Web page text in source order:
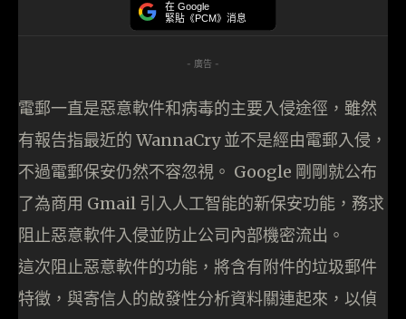
在 Google
緊貼《PCM》消息
- 廣告 -
電郵一直是惡意軟件和病毒的主要入侵途徑，雖然
有報告指最近的 WannaCry 並不是經由電郵入侵，
不過電郵保安仍然不容忽視。 Google 剛剛就公布
了為商用 Gmail 引入人工智能的新保安功能，務求
阻止惡意軟件入侵並防止公司內部機密流出。
這次阻止惡意軟件的功能，將含有附件的垃圾郵件
特徵，與寄信人的啟發性分析資料關連起來，以偵